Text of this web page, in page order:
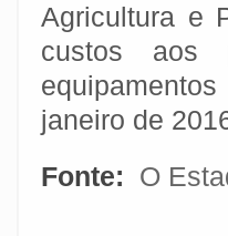
Agricultura e
custos aos
janeiro de
Fonte:
O